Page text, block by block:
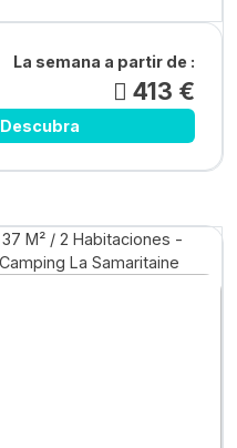
La semana a partir de :
413 €
Descubra